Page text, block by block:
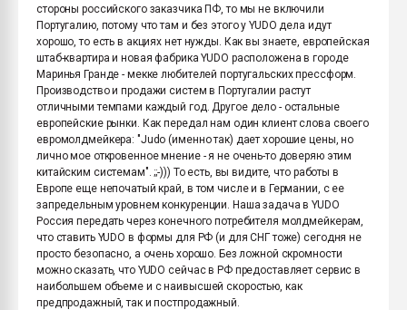
стороны российского заказчика ПФ, то мы не включили
Португалию, потому что там и без этого у YUDO дела идут
хорошо, то есть в акциях нет нужды. Как вы знаете, европейская
штаб-квартира и новая фабрика YUDO расположена в городе
Маринья Гранде - мекке любителей португальских прессформ.
Производство и продажи систем в Португалии растут
отличными темпами каждый год. Другое дело - остальные
европейские рынки. Как передал нам один клиент слова своего
евромолдмейкера: "Judo (именно так) дает хорошие цены, но
лично мое откровенное мнение - я не очень-то доверяю этим
китайским системам". ;;-))) То есть, вы видите, что работы в
Европе еще непочатый край, в том числе и в Германии, с ее
запредельным уровнем конкуренции. Наша задача в YUDO
Россия передать через конечного потребителя молдмейкерам,
что ставить YUDO в формы для РФ (и для СНГ тоже) сегодня не
просто безопасно, а очень хорошо. Без ложной скромности
можно сказать, что YUDO сейчас в РФ предоставляет сервис в
наибольшем объеме и с наивысшей скоростью, как
предпродажный, так и постпродажный.